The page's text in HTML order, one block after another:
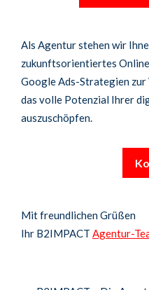
Als Agentur stehen wir
zukunftsorientiertes
Google Ads-Strategien
das volle Potenzial Ihrer
auszuschöpfen.
Mit freundlichen Grüßen
Ihr B2IMPACT Agentur-